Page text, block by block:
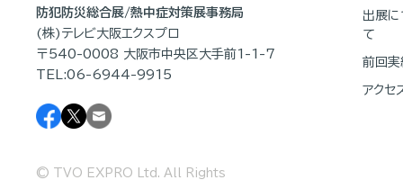
防犯防災総合展/熱中症対策展事務局
(株)テレビ大阪エクスプロ
〒540-0008 大阪市中央区大手前1-1-7
TEL:06-6944-9915
© TVO EXPRO Ltd. All Rights
出展に
て
前回実
アクセ